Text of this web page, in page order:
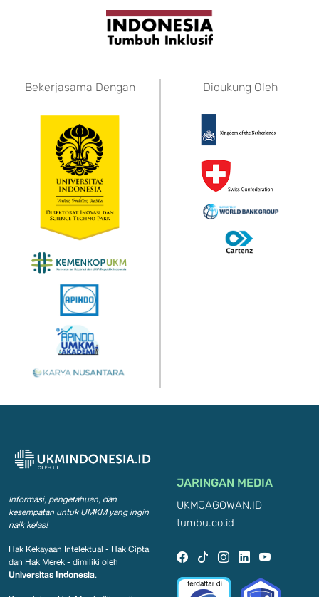
Bekerjasama Dengan Didukung Oleh
Informasi, pengetahuan, dan
kesempatan untuk UMKM yang ingin
naik kelas!
Hak Kekayaan Intelektual - Hak Cipta
dan Hak Merek - dimiliki oleh
Universitas Indonesia.
JARINGAN MEDIA
UKMJAGOWAN.ID
tumbu.co.id